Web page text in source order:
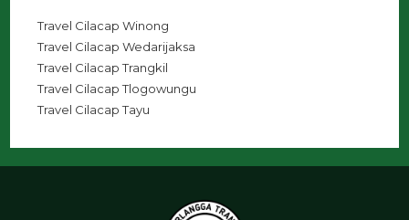
Travel Cilacap Winong
Travel Cilacap Wedarijaksa
Travel Cilacap Trangkil
Travel Cilacap Tlogowungu
Travel Cilacap Tayu